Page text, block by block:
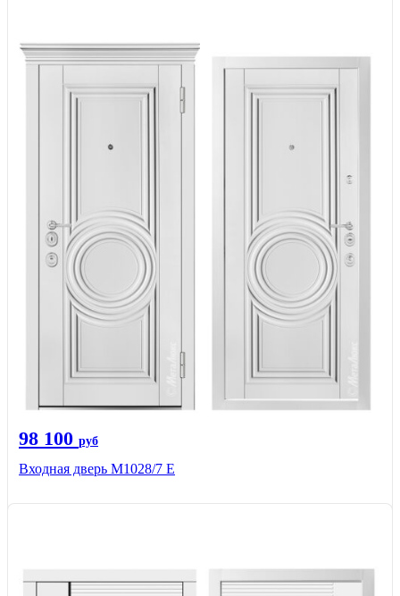
98 100 руб
Входная дверь М1028/7 Е